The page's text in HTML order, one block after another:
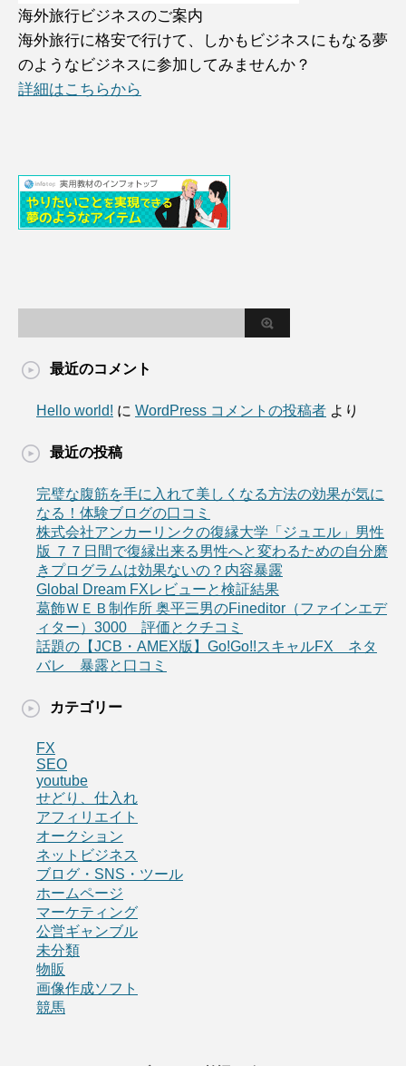
海外旅行ビジネスのご案内
海外旅行に格安で行けて、しかもビジネスにもなる夢
のようなビジネスに参加してみませんか？
詳細はこちらから
最近のコメント
Hello world! に WordPress コメントの投稿者 より
最近の投稿
完璧な腹筋を手に入れて美しくなる方法の効果が気に
なる！体験ブログの口コミ
株式会社アンカーリンクの復縁大学「ジュエル」男性
版 ７７日間で復縁出来る男性へと変わるための自分磨
きプログラムは効果ないの？内容暴露
Global Dream FXレビューと検証結果
葛飾ＷＥＢ制作所 奥平三男のFineditor（ファインエデ
ィター）3000 評価とクチコミ
話題の【JCB・AMEX版】Go!Go!!スキャルFX ネタ
バレ 暴露と口コミ
カテゴリー
FX
SEO
youtube
せどり、仕入れ
アフィリエイト
オークション
ネットビジネス
ブログ・SNS・ツール
ホームページ
マーケティング
公営ギャンブル
未分類
物販
画像作成ソフト
競馬